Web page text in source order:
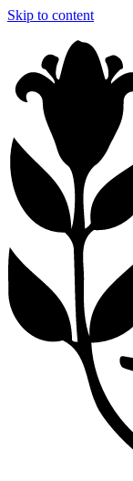
Skip to content